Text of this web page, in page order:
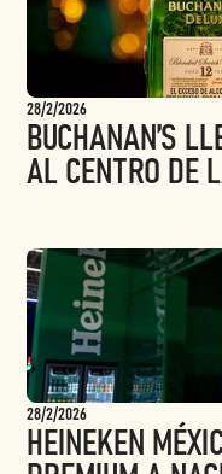
28/2/2026
BUCHANAN’S
AL CENTRO DE
28/2/2026
HEINEKEN